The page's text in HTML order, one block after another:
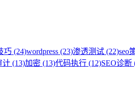
巧 (24)wordpress (23)渗透测试 (22)seo
计 (13)加密 (13)代码执行 (12)SEO诊断